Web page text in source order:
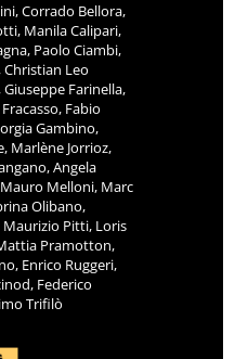
Corrado Bellora,
Manila Calipari,
Paolo Ciambi,
Leo
Farinella,
Fabio
Gambino,
Marlène Jorrioz,
Angela
Melloni, Marc
Olibano,
Maurizio Pitti, Loris
Pramotton,
Enrico Ruggeri,
Federico
Trifilò